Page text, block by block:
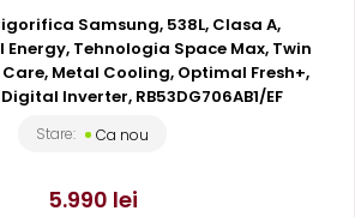
Samsung, 538L, Clasa A,
Tehnologia Space Max, Twin
Metal Cooling, Optimal Fresh+,
Inverter, RB53DG706AB1/EF
Stare: Ca nou
5.990 lei